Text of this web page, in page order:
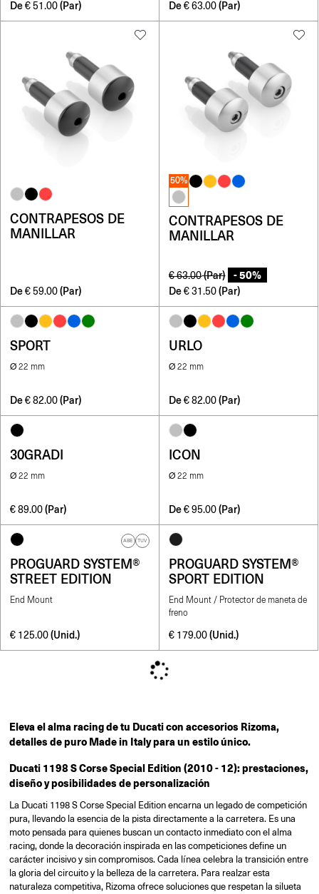
De €51.00 (Par) De €63.00 (Par)
CONTRAPESOS DE
MANILLAR
De €59.00 (Par)
50%
CONTRAPESOS DE
MANILLAR
€63.00(Par) - 50%
De €31.50 (Par)
SPORT
Ø 22 mm
De €82.00 (Par)
URLO
Ø 22 mm
De €82.00 (Par)
30GRADI
Ø 22 mm
€89.00 (Par)
ICON
Ø 22 mm
De €95.00 (Par)
ABE TUV
PROGUARD SYSTEM®
STREET EDITION
End Mount
€ 125.00 (Unid.)
PROGUARD SYSTEM®
SPORT EDITION
End Mount / Protector de maneta de
freno
€ 179.00 (Unid.)
Eleva el alma racing de tu Ducati con accesorios Rizoma,
detalles de puro Made in Italy para un estilo único.
Ducati 1198 S Corse Special Edition (2010 - 12): prestaciones,
diseño y posibilidades de personalización
La Ducati 1198 S Corse Special Edition encarna un legado de competición
pura, llevando la esencia de la pista directamente a la carretera. Es una
moto pensada para quienes buscan un contacto inmediato con el alma
racing, donde la decoración inspirada en las competiciones define un
carácter incisivo y sin compromisos. Cada línea celebra la transición entre
la gloria del circuito y la belleza de la carretera. Para realzar esta
naturaleza competitiva, Rizoma ofrece soluciones que respetan la silueta